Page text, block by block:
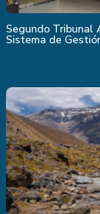
Segundo Tribunal
Sistema de